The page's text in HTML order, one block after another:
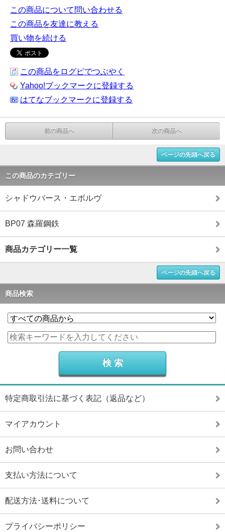
この商品について問い合わせる
この商品を友達に教える
買い物を続ける
この商品をログピでつぶやく
Yahoo!ブックマークに登録する
はてなブックマークに登録する
前の商品へ 次の商品へ
ページの先頭へ戻る
この商品のカテゴリー
シャドウバース・エボルヴ
BP07 森羅鋼鉄
商品カテゴリー一覧
ページの先頭へ戻る
商品検索
特定商取引法に基づく表記（返品など）
マイアカウント
お問い合わせ
支払い方法について
配送方法･送料について
プライバシーポリシー